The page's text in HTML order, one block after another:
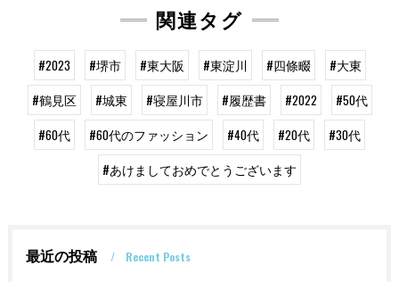
関連タグ
#2023 #堺市 #東大阪 #東淀川 #四條畷
#大東
#鶴見区
#城東 #寝屋川市 #履歴書 #2022
#50代
#60代
#60代のファッション #40代 #20代
#30代
#あけましておめでとうございます
最近の投稿 Recent Posts